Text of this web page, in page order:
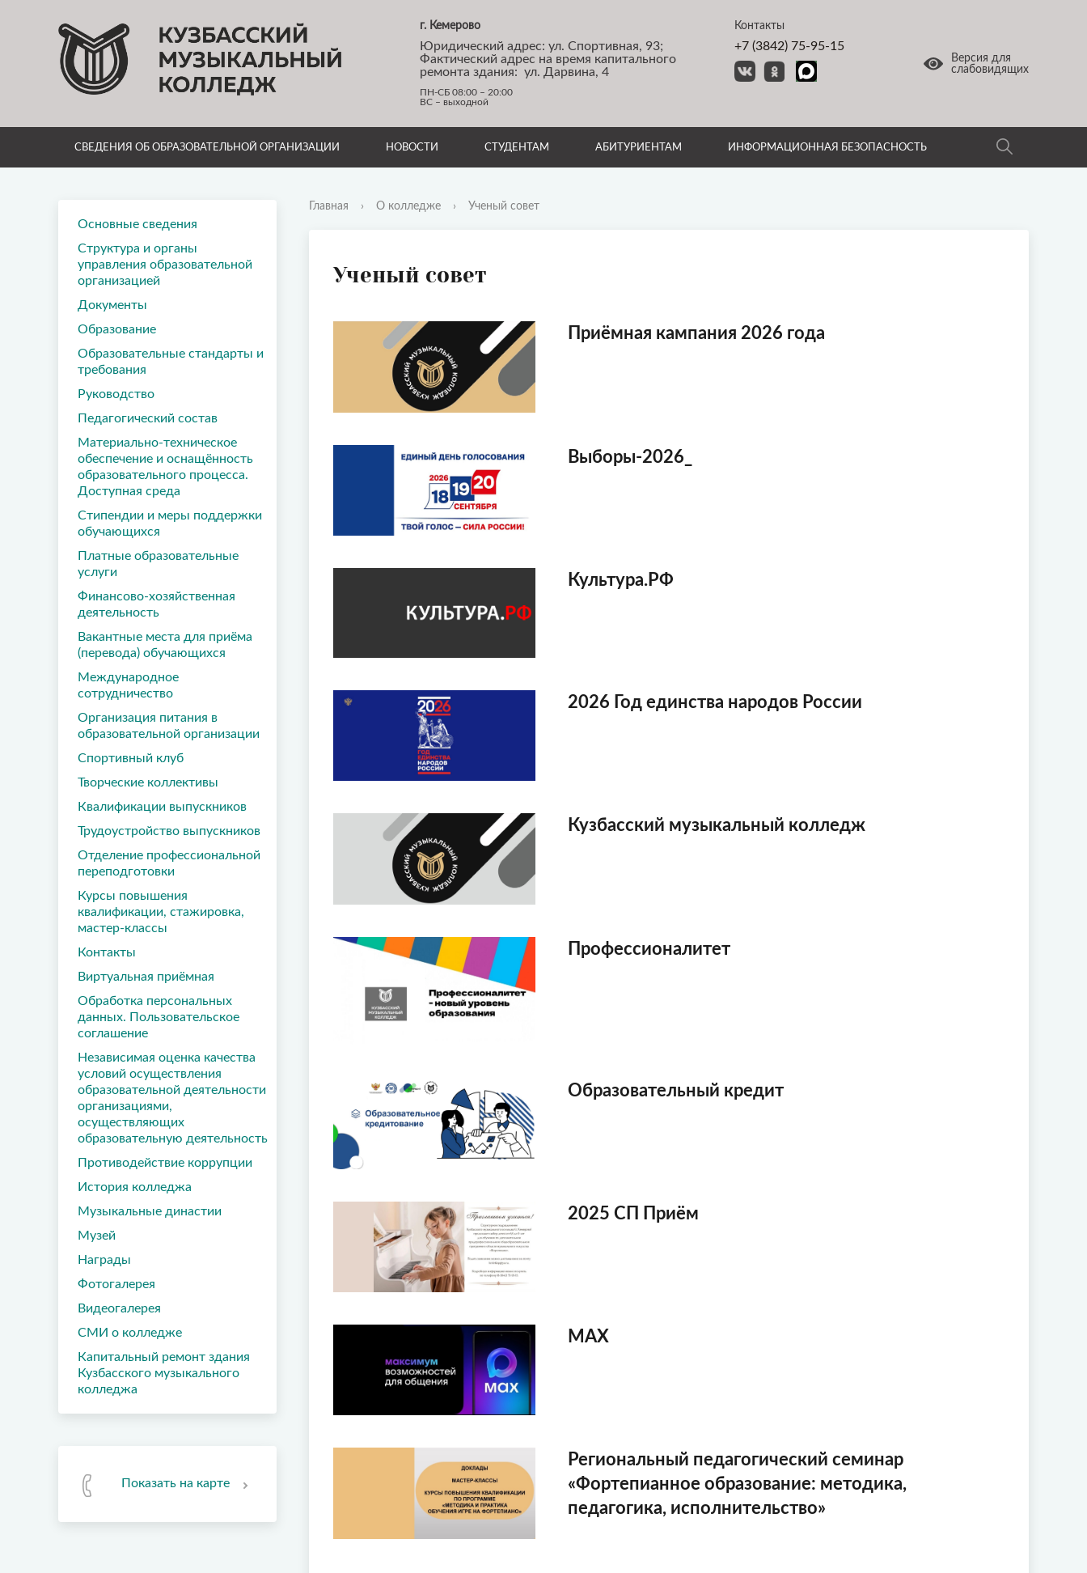
г. Кемерово
Юридический адрес: ул. Спортивная, 93;
Фактический адрес на время капитального
ремонта здания: ул. Дарвина, 4
ПН-СБ 08:00 – 20:00
ВС – выходной
Контакты
+7 (3842) 75-95-15
Версия для
слабовидящих
СВЕДЕНИЯ ОБ ОБРАЗОВАТЕЛЬНОЙ ОРГАНИЗАЦИИ НОВОСТИ СТУДЕНТАМ АБИТУРИЕНТАМ ИНФОРМАЦИОННАЯ БЕЗОПАСНОСТЬ
Основные сведения
Структура и органы
управления образовательной
организацией
Документы
Образование
Образовательные стандарты и
требования
Руководство
Педагогический состав
Материально-техническое
обеспечение и оснащённость
образовательного процесса.
Доступная среда
Стипендии и меры поддержки
обучающихся
Платные образовательные
услуги
Финансово-хозяйственная
деятельность
Вакантные места для приёма
(перевода) обучающихся
Международное
сотрудничество
Организация питания в
образовательной организации
Спортивный клуб
Творческие коллективы
Квалификации выпускников
Трудоустройство выпускников
Отделение профессиональной
переподготовки
Курсы повышения
квалификации, стажировка,
мастер-классы
Контакты
Виртуальная приёмная
Обработка персональных
данных. Пользовательское
соглашение
Независимая оценка качества
условий осуществления
образовательной деятельности
организациями,
осуществляющих
образовательную деятельность
Противодействие коррупции
История колледжа
Музыкальные династии
Музей
Награды
Фотогалерея
Видеогалерея
СМИ о колледже
Капитальный ремонт здания
Кузбасского музыкального
колледжа
Показать на карте
Главная › О колледже › Ученый совет
Ученый совет
Приёмная кампания 2026 года
Выборы-2026_
Культура.РФ
2026 Год единства народов России
Кузбасский музыкальный колледж
Профессионалитет
Образовательный кредит
2025 СП Приём
MAX
Региональный педагогический семинар
«Фортепианное образование: методика,
педагогика, исполнительство»